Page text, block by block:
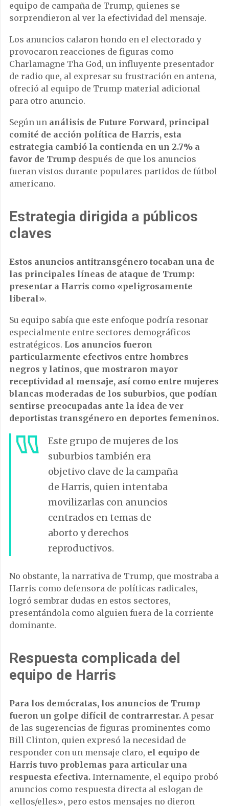
equipo de campaña de Trump, quienes se
sorprendieron al ver la efectividad del mensaje.
Los anuncios calaron hondo en el electorado y
provocaron reacciones de figuras como
Charlamagne Tha God, un influyente presentador
de radio que, al expresar su frustración en antena,
ofreció al equipo de Trump material adicional
para otro anuncio.
Según un análisis de Future Forward, principal
comité de acción política de Harris, esta
estrategia cambió la contienda en un 2.7% a
favor de Trump después de que los anuncios
fueran vistos durante populares partidos de fútbol
americano.
Estrategia dirigida a públicos
claves
Estos anuncios antitransgénero tocaban una de
las principales líneas de ataque de Trump:
presentar a Harris como «peligrosamente
liberal».
Su equipo sabía que este enfoque podría resonar
especialmente entre sectores demográficos
estratégicos. Los anuncios fueron
particularmente efectivos entre hombres
negros y latinos, que mostraron mayor
receptividad al mensaje, así como entre mujeres
blancas moderadas de los suburbios, que podían
sentirse preocupadas ante la idea de ver
deportistas transgénero en deportes femeninos.
Este grupo de mujeres de los
suburbios también era
objetivo clave de la campaña
de Harris, quien intentaba
movilizarlas con anuncios
centrados en temas de
aborto y derechos
reproductivos.
No obstante, la narrativa de Trump, que mostraba a
Harris como defensora de políticas radicales,
logró sembrar dudas en estos sectores,
presentándola como alguien fuera de la corriente
dominante.
Respuesta complicada del
equipo de Harris
Para los demócratas, los anuncios de Trump
fueron un golpe difícil de contrarrestar. A pesar
de las sugerencias de figuras prominentes como
Bill Clinton, quien expresó la necesidad de
responder con un mensaje claro, el equipo de
Harris tuvo problemas para articular una
respuesta efectiva. Internamente, el equipo probó
anuncios como respuesta directa al eslogan de
«ellos/elles», pero estos mensajes no dieron